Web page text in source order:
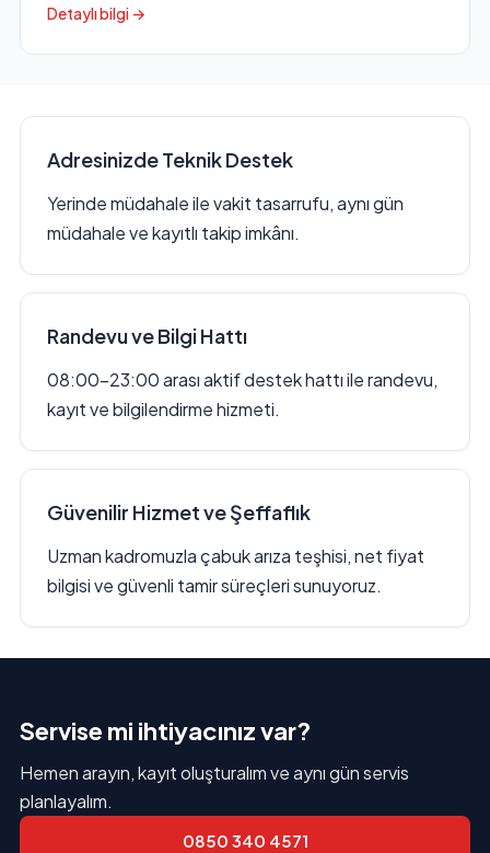
Detaylı bilgi →
Adresinizde Teknik Destek
Yerinde müdahale ile vakit tasarrufu, aynı gün
müdahale ve kayıtlı takip imkânı.
Randevu ve Bilgi Hattı
08:00–23:00 arası aktif destek hattı ile randevu,
kayıt ve bilgilendirme hizmeti.
Güvenilir Hizmet ve Şeffaflık
Uzman kadromuzla çabuk arıza teşhisi, net fiyat
bilgisi ve güvenli tamir süreçleri sunuyoruz.
Servise mi ihtiyacınız var?
Hemen arayın, kayıt oluşturalım ve aynı gün servis
planlayalım.
0850 340 4571